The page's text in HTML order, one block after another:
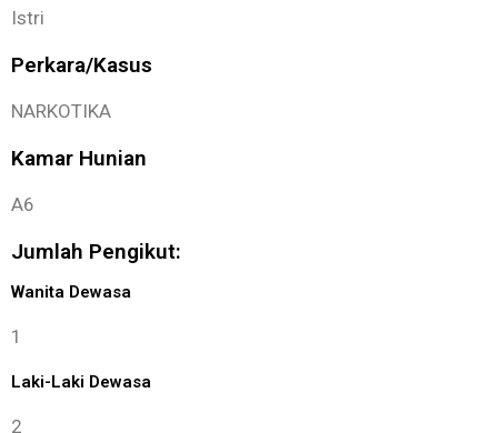
Istri
Perkara/Kasus
NARKOTIKA
Kamar Hunian
A6
Jumlah Pengikut:
Wanita Dewasa
1
Laki-Laki Dewasa
2